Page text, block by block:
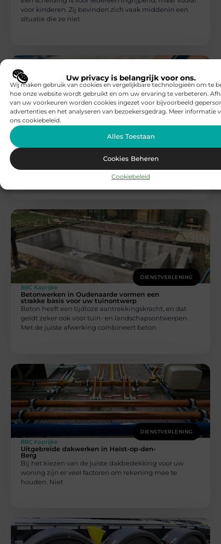
Uw privacy is belangrijk voor ons.
Wij maken gebruik van cookies en vergelijkbare technologieën om te
hoe onze website wordt gebruikt en om uw ervaring te verbeteren.
van uw voorkeuren worden cookies ingezet voor bijvoorbeeld
advertenties en het analyseren van bezoekersgedrag. Meer informatie
ons cookiebeleid.
Alles Toestaan
Cookies Beheren
Cookiebeleid
voor kinderen. Zij bevinden zich vaak middenin een
situatie die ze niet
De noodzaak van een asbestinventaris
opstellen
Een asbestinventaris opstellen is een verplichting voor
DIENSTVERLENING
BBC Kaprijke
Betonwerken in Oudenaarde vormen een
strakke basis voor uw tuinontwerp
Beton heeft een tijdloze aantrekkingskracht, en dat
geldt zeker ook voor tuin- en landschapsontwerpen.
Met de juiste afwerking combineert beton
DIENSTVERLENING
BBC Kaprijke
Uitgebreide dakwerken in Heist-op-den-
Berg
Bij het kiezen van de juiste dakbedekking voor uw
woning zijn er veel factoren om rekening mee te
houden. Niet